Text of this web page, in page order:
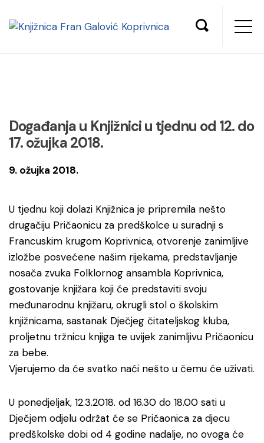
Događanja u Knjižnici u tjednu od 12. do
17. ožujka 2018.
9. ožujka 2018.
U tjednu koji dolazi Knjižnica je pripremila nešto
drugačiju Pričaonicu za predškolce u suradnji s
Francuskim krugom Koprivnica, otvorenje zanimljive
izložbe posvećene našim rijekama, predstavljanje
nosača zvuka Folklornog ansambla Koprivnica,
gostovanje knjižara koji će predstaviti svoju
međunarodnu knjižaru, okrugli stol o školskim
knjižnicama, sastanak Dječjeg čitateljskog kluba,
proljetnu tržnicu knjiga te uvijek zanimljivu Pričaonicu
za bebe.
Vjerujemo da će svatko naći nešto u čemu će uživati.
U ponedjeljak, 12.3.2018. od 16.30 do 18.00 sati u
Dječjem odjelu održat će se Pričaonica za djecu
predškolske dobi od 4 godine nadalje, no ovoga će